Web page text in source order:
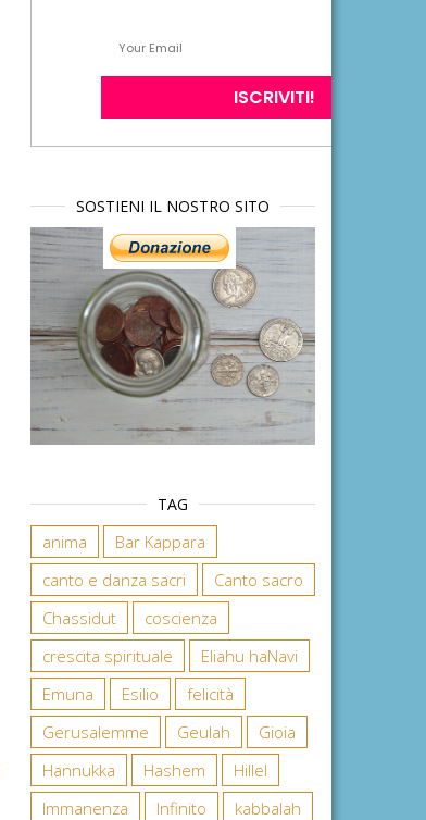
SOSTIENI IL NOSTRO SITO
TAG
anima
Bar Kappara
canto e danza sacri
Canto sacro
Chassidut
coscienza
crescita spirituale
Eliahu haNavi
Emuna
Esilio
felicità
Gerusalemme
Geulah
Gioia
Hannukka
Hashem
Hillel
Immanenza
Infinito
kabbalah